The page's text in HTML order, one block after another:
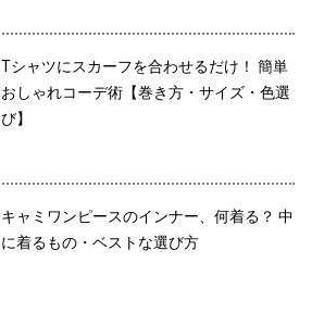
Tシャツにスカーフを合わせるだけ！ 簡単
おしゃれコーデ術【巻き方・サイズ・色選
び】
キャミワンピースのインナー、何着る？ 中
に着るもの・ベストな選び方